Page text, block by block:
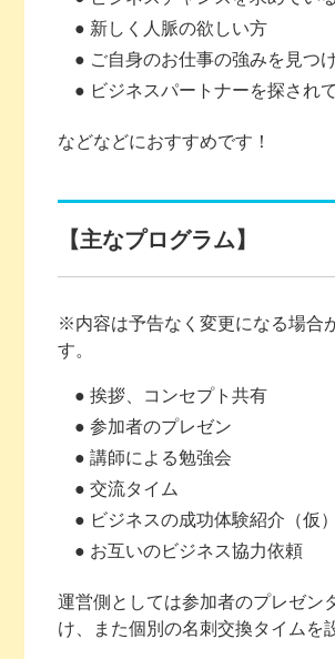
● 新しく人脈の欲しい方
● ご自身のお仕事の強みを見つ
● ビジネスパートナーを探され
などなどにおすすめです！
【主なプログラム】
※内容は予告なく変更になる場合
す。
● 挨拶、コンセプト共有
● 参加者のプレゼン
● 講師による勉強会
● 交流タイム
● ビジネスの成功体験紹介（仮）
● お互いのビジネス協力依頼
運営側としては参加者のプレゼン
け、また個別の名刺交換タイムを